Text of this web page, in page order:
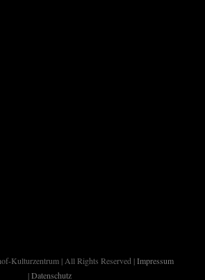
Kulturzentrum | All Rights Reserved |Impressum
|Datenschutz